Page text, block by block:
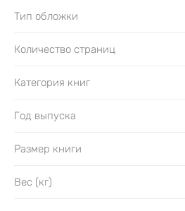
Тип обложки
Количество страниц
Категория книг
Год выпуска
Размер книги
Вес (кг)